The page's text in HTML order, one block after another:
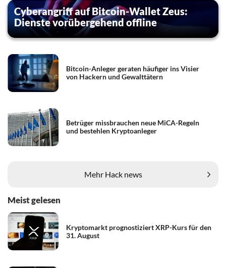
Cyberangriff auf Bitcoin-Wallet Zeus:
Dienste vorübergehend offline
Bitcoin-Anleger geraten häufiger ins Visier
von Hackern und Gewalttätern
Betrüger missbrauchen neue MiCA-Regeln
und bestehlen Kryptoanleger
Mehr Hack news
Meist gelesen
Kryptomarkt prognostiziert XRP-Kurs für den
31. August